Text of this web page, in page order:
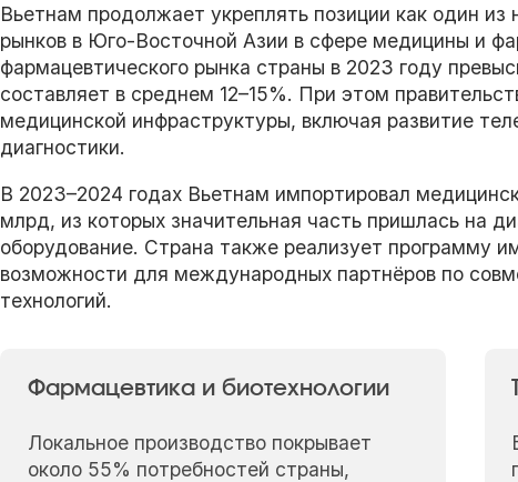
Вьетнам продолжает укреплять позиции как один
рынков в Юго-Восточной Азии в сфере медицины и
фармацевтического рынка страны в 2023 году
составляет в среднем 12–15%. При этом
медицинской инфраструктуры, включая развитие
диагностики.
В 2023–2024 годах Вьетнам импортировал
млрд, из которых значительная часть пришлась на
оборудование. Страна также реализует программу
возможности для международных партнёров по
технологий.
Фармацевтика и биотехнологии
Локальное производство покрывает
около 55% потребностей страны,